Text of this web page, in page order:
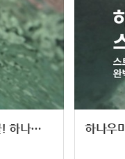
하와이 스노클링 예약 스트레스 끝! 하나우마베이 셔틀 서비스 완벽 가이드 ️